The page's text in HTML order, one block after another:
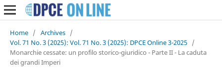
Home / Archives /
Vol. 71 No. 3 (2025): Vol. 71 No. 3 (2025): DPCE Online 3-2025 /
Monarchie cessate: un profilo storico-giuridico - Parte II - La caduta
dei grandi Imperi